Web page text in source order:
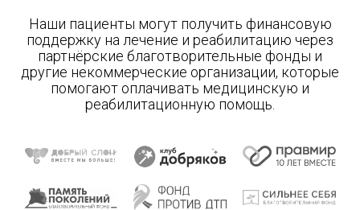
Наши пациенты могут получить финансовую
поддержку на лечение и реабилитацию через
партнёрские благотворительные фонды и
другие некоммерческие организации, которые
помогают оплачивать медицинскую и
реабилитационную помощь.